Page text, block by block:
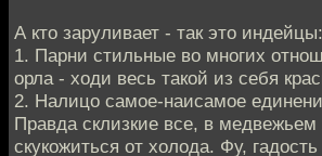
А кто заруливает - так это индейцы:
1. Парни стильные во многих
орла - ходи весь такой из себя
2. Налицо самое-наисамое
Правда склизкие все, в
скукожиться от холода. Фу,